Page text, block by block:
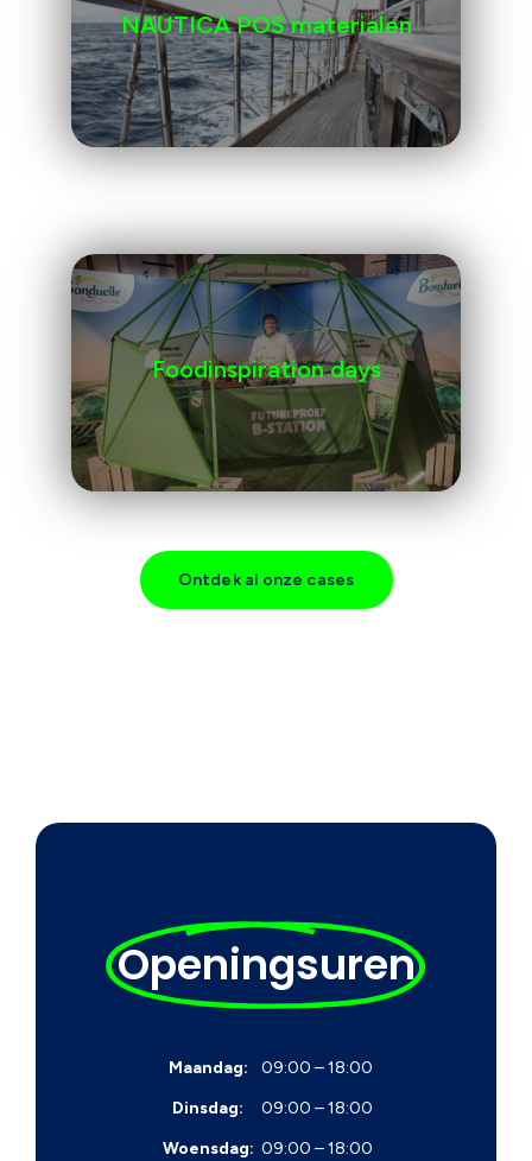
NAUTICA POS materialen
Foodinspiration days
Ontdek al onze cases
Openingsuren
Maandag:
09:00 – 18:00
Dinsdag:
09:00 – 18:00
Woensdag: 09:00 – 18:00